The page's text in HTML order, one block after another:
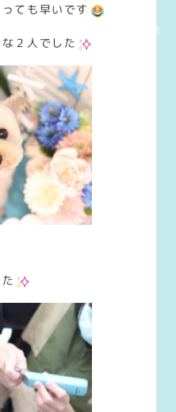
ても早いです
２人でした